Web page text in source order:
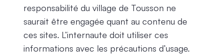
responsabilité du village de Tousson ne
saurait être engagée quant au contenu de
ces sites. L’internaute doit utiliser ces
informations avec les précautions d’usage.